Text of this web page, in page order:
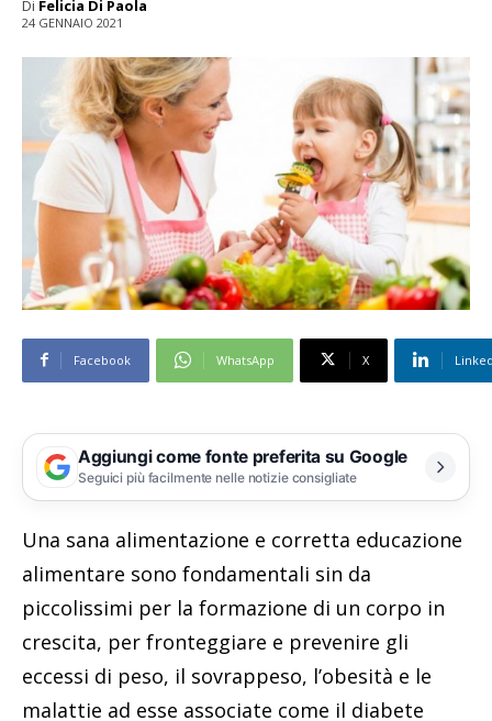
Di Felicia Di Paola
24 GENNAIO 2021
Facebook WhatsApp X
Aggiungi come fonte preferita su Google
Seguici più facilmente nelle notizie consigliate
Una sana alimentazione e corretta educazione
alimentare sono fondamentali sin da
piccolissimi per la formazione di un corpo in
crescita, per fronteggiare e prevenire gli
eccessi di peso, il sovrappeso, l’obesità e le
malattie ad esse associate come il diabete